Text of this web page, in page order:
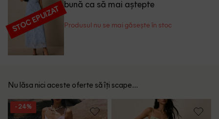
STOC EPUIZAT
bună ca să mai aștepte
Produsul nu se mai găsește în stoc
Nu lăsa nici aceste oferte să îți scape...
- 24%